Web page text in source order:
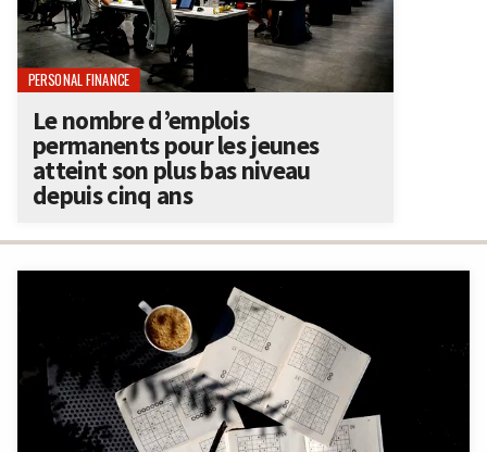
PERSONAL FINANCE
Le nombre d’emplois
permanents pour les jeunes
atteint son plus bas niveau
depuis cinq ans